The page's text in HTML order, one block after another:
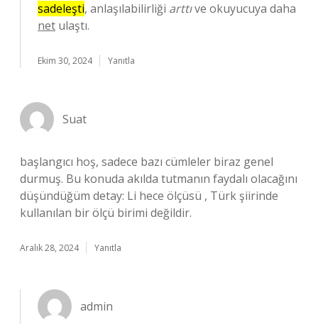
sadeleşti, anlaşılabilirliği arttıve okuyucuya daha
net ulaştı.
Ekim 30, 2024 Yanıtla
Suat
başlangıcı hoş, sadece bazı cümleler biraz genel
durmuş. Bu konuda akılda tutmanın faydalı olacağını
düşündüğüm detay: Li hece ölçüsü , Türk şiirinde
kullanılan bir ölçü birimi değildir.
Aralık 28, 2024 Yanıtla
admin